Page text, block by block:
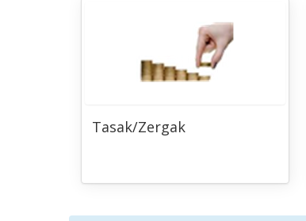
Tasak/Zergak